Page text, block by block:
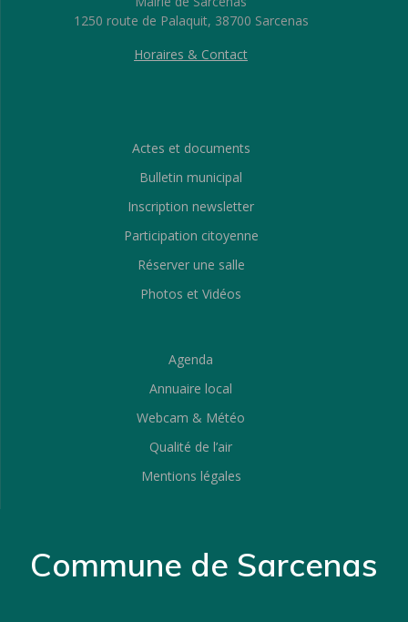
1250 route de Palaquit, 38700 Sarcenas
Horaires & Contact
Actes et documents
Bulletin municipal
Inscription newsletter
Participation citoyenne
Réserver une salle
Photos et Vidéos
Agenda
Annuaire local
Webcam & Météo
Qualité de l’air
Mentions légales
Commune de Sarcenas